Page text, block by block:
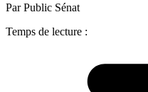
Par Public Sénat
Temps de lecture :